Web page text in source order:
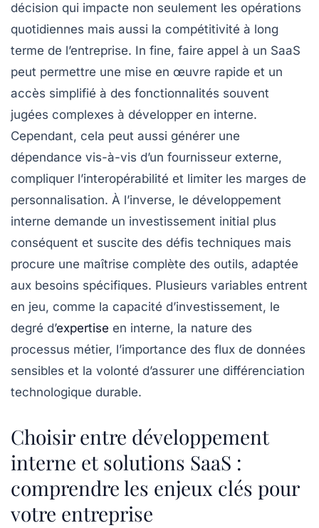
décision qui impacte non seulement les opérations
quotidiennes mais aussi la compétitivité à long
terme de l’entreprise. In fine, faire appel à un SaaS
peut permettre une mise en œuvre rapide et un
accès simplifié à des fonctionnalités souvent
jugées complexes à développer en interne.
Cependant, cela peut aussi générer une
dépendance vis-à-vis d’un fournisseur externe,
compliquer l’interopérabilité et limiter les marges de
personnalisation. À l’inverse, le développement
interne demande un investissement initial plus
conséquent et suscite des défis techniques mais
procure une maîtrise complète des outils, adaptée
aux besoins spécifiques. Plusieurs variables entrent
en jeu, comme la capacité d’investissement, le
degré d’expertise en interne, la nature des
processus métier, l’importance des flux de données
sensibles et la volonté d’assurer une différenciation
technologique durable.
Choisir entre développement
interne et solutions SaaS :
comprendre les enjeux clés pour
votre entreprise